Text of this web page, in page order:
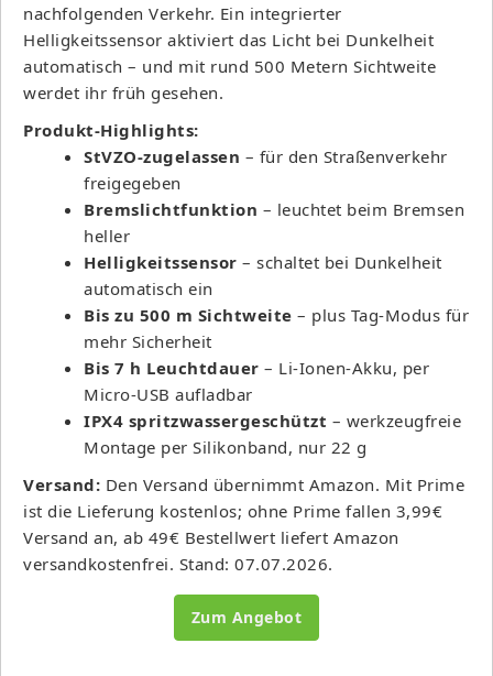
nachfolgenden Verkehr. Ein integrierter
Helligkeitssensor aktiviert das Licht bei Dunkelheit
automatisch – und mit rund 500 Metern Sichtweite
werdet ihr früh gesehen.
Produkt-Highlights:
StVZO-zugelassen – für den Straßenverkehr
freigegeben
Bremslichtfunktion – leuchtet beim Bremsen
heller
Helligkeitssensor – schaltet bei Dunkelheit
automatisch ein
Bis zu 500 m Sichtweite – plus Tag-Modus für
mehr Sicherheit
Bis 7 h Leuchtdauer – Li-Ionen-Akku, per
Micro-USB aufladbar
IPX4 spritzwassergeschützt – werkzeugfreie
Montage per Silikonband, nur 22 g
Versand: Den Versand übernimmt Amazon. Mit Prime
ist die Lieferung kostenlos; ohne Prime fallen 3,99€
Versand an, ab 49€ Bestellwert liefert Amazon
versandkostenfrei. Stand: 07.07.2026.
Zum Angebot